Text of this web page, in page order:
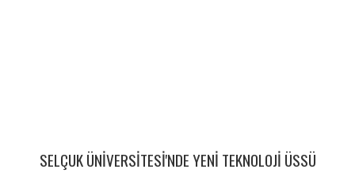
SELÇUK ÜNİVERSİTESİ'NDE YENİ TEKNOLOJİ ÜSSÜ